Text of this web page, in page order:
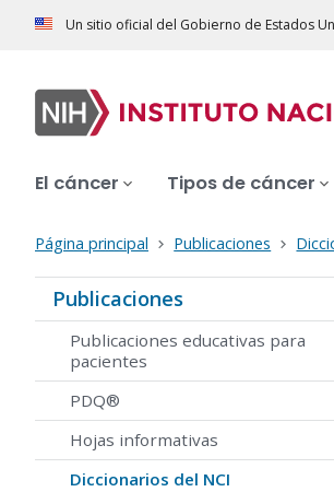
Un sitio oficial del Gobierno de Estados
El cáncer Tipos de cáncer
Página principal Publicaciones
Publicaciones
Publicaciones educativas para
pacientes
PDQ®
Hojas informativas
Diccionarios del NCI